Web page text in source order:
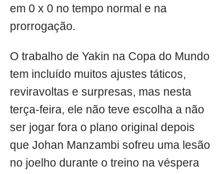
em 0 x 0 no tempo normal e na
prorrogação.
O trabalho de Yakin na Copa do Mundo
tem incluído muitos ajustes táticos,
reviravoltas e surpresas, mas nesta
terça-feira, ele não teve escolha a não
ser jogar fora o plano original depois
que Johan Manzambi sofreu uma lesão
no joelho durante o treino na véspera